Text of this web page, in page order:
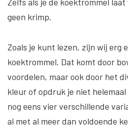
geen krimp.
Zoals je kunt lezen, zijn wij erg
koektrommel. Dat komt door
voordelen, maar ook door het
kleur of opdruk je niet
nog eens vier verschillende
al met al meer dan voldoende